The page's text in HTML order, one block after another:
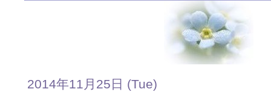
2014年11月25日 (Tue)